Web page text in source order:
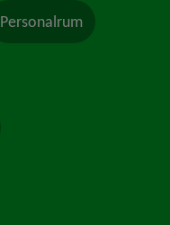
Personalrum